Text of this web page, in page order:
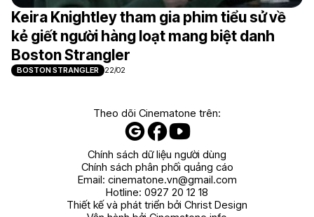
Keira Knightley tham gia phim tiểu sử về
kẻ giết người hàng loạt mang biệt danh
Boston Strangler
BOSTON STRANGLER 22/02
Theo dõi Cinematone trên:
Chính sách dữ liệu người dùng
Chính sách phân phối quảng cáo
Email: cinematone.vn@gmail.com
Hotline: 0927 20 12 18
Thiết kế và phát triển bởi Christ Design